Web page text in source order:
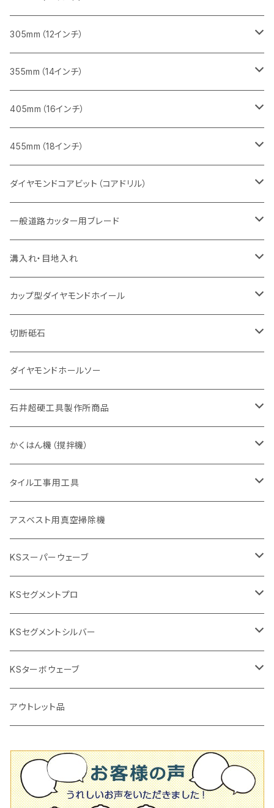
鋳鉄管切断用
ヒューム管・U字溝切断用
インターロッキング切断用
鋳鉄管切断用
ヒューム管・U字溝切断用
FRP切断用
塩ビ管・キッチンパネル切断用
大理石
インターロッキング切断用
鋳鉄管切断用
ヒューム管・U字溝切断用
レンガ切断用
インターロッキング切断用
鋳鉄管切断用
ヒューム管・U字溝切断用
ブロック切断用
レンガ切断用
インターロッキング切断用
鋳鉄管切断用
ヒューム管・U字溝切断用
コンクリート切断用
ブロック切断用
レンガ切断用
インターロッキング切断用
鋳鉄管切断用
ヒューム管・U字溝切断用
コンクリート切断用
一般道路カッター用
ブロック切断用
レンガ切断用
インターロッキング切断用
一般道路カッター用
ヒューム管・U字溝切断用
アスファルト切断用
一般道路カッター用
305mm（12インチ）
みかげ石（御影石）切断用
セグメント
セグメント（特殊凹凸加工チップ
鉄筋コンクリート切断用
セグメントタイプ
コンクリート切断用
セグメント
セグメント（特殊凸凹加工チップ
ブロック切断用
セグメント
セグメント（特殊凸凹加工チップ
レンガ切断用
セグメント
セグメント（特殊凸凹加工チップ
インターロッキング切断用
セグメントタイプ
一般道路カッター用
鋳鉄管切断用
セグメントタイプ
埋設鋳鉄管工事対応タイプ
ヒューム管・U字溝切断用
セグメント
セグメント（特殊凸凹加工チップ
アスファルト切断用
一般道路カッター用
355mm（14インチ）
みかげ石（御影石）切断用
セグメント
セグメント（特殊凸凹加工チップ
鉄筋コンクリート切断用
セグメントタイプ
コンクリート切断用
セグメント
セグメント（特殊凸凹加工チップ
ブロック切断用
セグメント
セグメント（特殊凸凹加工チップ
レンガ切断用
セグメント
セグメント（特殊凸凹加工チップ
インターロッキング切断用
セグメントタイプ
一般道路カッター用
鋳鉄管切断用
セグメントタイプ
埋設鋳鉄管工事対応タイプ
ヒューム管・U字溝切断用
セグメントタイプ
セグメント（特殊凸凹加工チップ
アスファルト切断用
一般道路カッター用
405mm（16インチ）
みかげ石（御影石）切断用
セグメントタイプ
コンクリート切断用
セグメントタイプ
一般道路カッター用
鉄筋コンクリート切断用
セグメントタイプ
インターロッキング切断用
セグメントタイプ
一般道路カッター用
鋳鉄管切断用
セグメントタイプ
埋設鋳鉄管工事対応タイプ
ヒューム管・U字溝切断用
セグメントタイプ
アスファルト切断用
一般道路カッター用
455mm（18インチ）
道路コンクリート切断用
道路アスファルト切断用
ダイヤモンドコアビット（コアドリル）
Aロット
有効長 250mm
有効長 370mm
Ｃロット
有効長 250mm
M27
有効長 250mm
一般道路カッター用ブレード
道路（アスファルト用）
255mm（10インチ）
305mm（12インチ）
道路（コンクリート舗装面）
255mm（10インチ）
305mm（12インチ）
道路（アス・コン兼用）
305mm（12インチ）
355mm（14インチ）
溝入れ・目地入れ
V型チップ
ストレート型チップ
U型チップ
カップ型ダイヤモンドホイール
100mm（4インチ）
125mm（5インチ）
切断砥石
金属用
305mm（12インチ）
355mm（14インチ）
非金属用
305mm（12インチ）
355mm（14インチ）
ダイヤモンドホールソー
石井超硬工具製作所商品
押し切り（タイル切断機）
本体
電動切断機
本体
ダイヤモンドホイール
ブリック＆ブロック用切断機
穴あけ用工具
タイルニッパー
プロ用鏝（こて）
吸着盤
その他
タイル針
かくはん機（撹拌機）
本体
低速回転
高速回転
付属品
撹拌羽根
撹拌軸
タイル工事用工具
手動工具
押し切り（手動切断機
押し切り替え刃（手動切断機替え刃
タイル針
その他
電動工具
電動切断機
タイルパッチ（ビブラート
アスベスト用真空掃除機
KSスーパーウェーブ
105mm（4インチ）
125ｍｍ（5インチ）
KSセグメントプロ
105mm（4インチ）
通常品
ビス穴付き
125mm（5インチ）
通常品
オフセットタイプ（ハットタイプ
150ｍｍ（6インチ）
205ｍｍ（8インチ）
KSセグメントシルバー
105mm（4インチ）
125mm（5インチ）
180mm（7インチ）
KSターボウェーブ
105mm（4インチ）
150ｍｍ（6インチ）
アウトレット品